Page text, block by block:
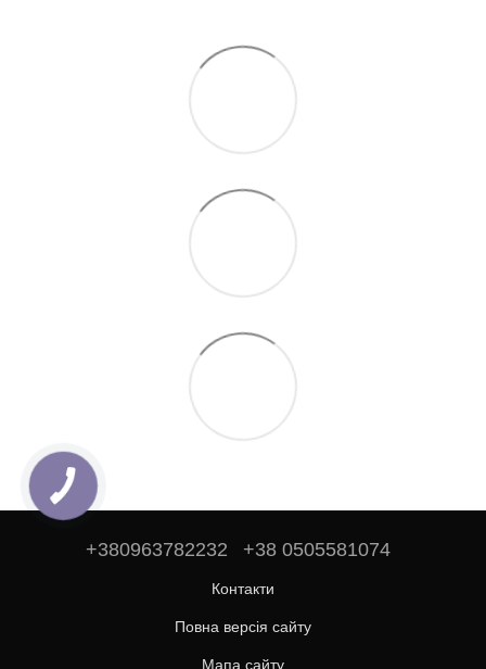
+380963782232 +38 0505581074
Контакти
Повна версія сайту
Мапа сайту